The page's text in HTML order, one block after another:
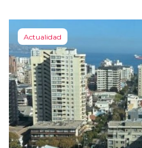
Actualidad